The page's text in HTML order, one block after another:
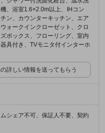
、浴室1.6×2.0m以上、IHコン
ン、カウンターキッチン、エア
ォークインクローゼット、クロ
ボックス、フローリング、室内
具付き、TVモニタ付インターホ
詳しい情報を送ってもらう
シェア不可、保証人不要、契約